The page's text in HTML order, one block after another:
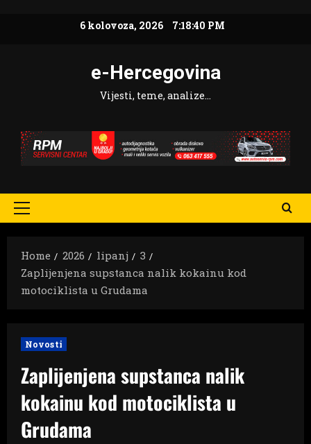
6 kolovoza, 2026 7:18:42 PM
e-Hercegovina
Vijesti, teme, analize…
Primary
Home
2026 lipanj
3
Zaplijenjena supstanca nalik kokainu kod
motociklista u Grudama
Novosti
Zaplijenjena supstanca nalik
kokainu kod motociklista u
Grudama